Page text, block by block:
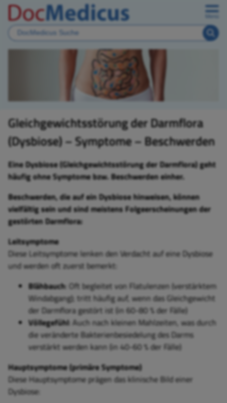
Gleichgewichtsstörung der Darmflora
(Dysbiose) – Symptome – Beschwerden
Eine Dysbiose (Gleichgewichtsstörung der Darmflora) geht
häufig ohne Symptome bzw. Beschwerden einher.
Beschwerden, die auf ein Dysbiose hinweisen, können
vielfältig sein und sind meistens Folgeerscheinungen der
gestörten Darmflora:
Leitsymptome
Diese Leitsymptome lenken den Verdacht auf eine Dysbiose
und werden oft zuerst bemerkt:
Blähbauch: Oft begleitet von Flatulenzen (verstärktem
Windabgang); tritt häufig auf, wenn das Gleichgewicht
der Darmflora gestört ist (in 60-80 % der Fälle)
Völlegefühl: Auch nach kleinen Mahlzeiten, was durch
die veränderte Bakterienbesiedelung des Darms
verstärkt werden kann (in 40-60 % der Fälle)
Hauptsymptome (primäre Symptome)
Diese Hauptsymptome prägen das klinische Bild einer
Dysbiose: